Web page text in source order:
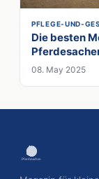
PFLEGE-UND-
Die besten
08. May 2025